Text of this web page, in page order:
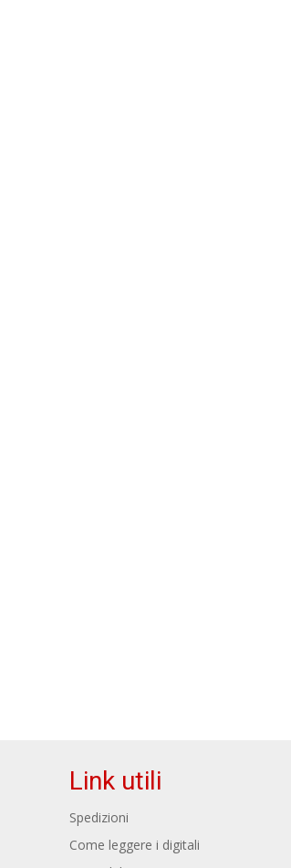
Link utili
Spedizioni
Come leggere i digitali